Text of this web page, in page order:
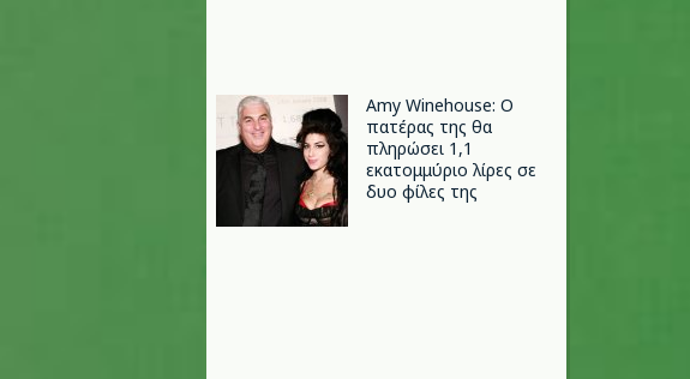
Amy Winehouse: Ο
πατέρας της θα
πληρώσει 1,1
εκατομμύριο λίρες σε
δυο φίλες της